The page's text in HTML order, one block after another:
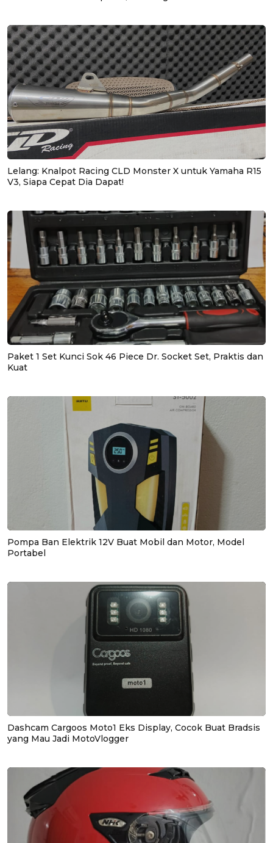
Lelang: Knalpot Racing CLD Monster X untuk Yamaha R15
V3, Siapa Cepat Dia Dapat!
Paket 1 Set Kunci Sok 46 Piece Dr. Socket Set, Praktis dan
Kuat
Pompa Ban Elektrik 12V Buat Mobil dan Motor, Model
Portabel
Dashcam Cargoos Moto1 Eks Display, Cocok Buat Bradsis
yang Mau Jadi MotoVlogger